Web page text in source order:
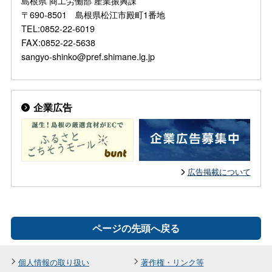
〒690-8501 島根県松江市殿町1番地
TEL:0852-22-6019
FAX:0852-22-5638
sangyo-shinko@pref.shimane.lg.jp
企業広告
広告掲載について
ページの先頭へ戻る
個人情報の取り扱い 著作権・リンク等